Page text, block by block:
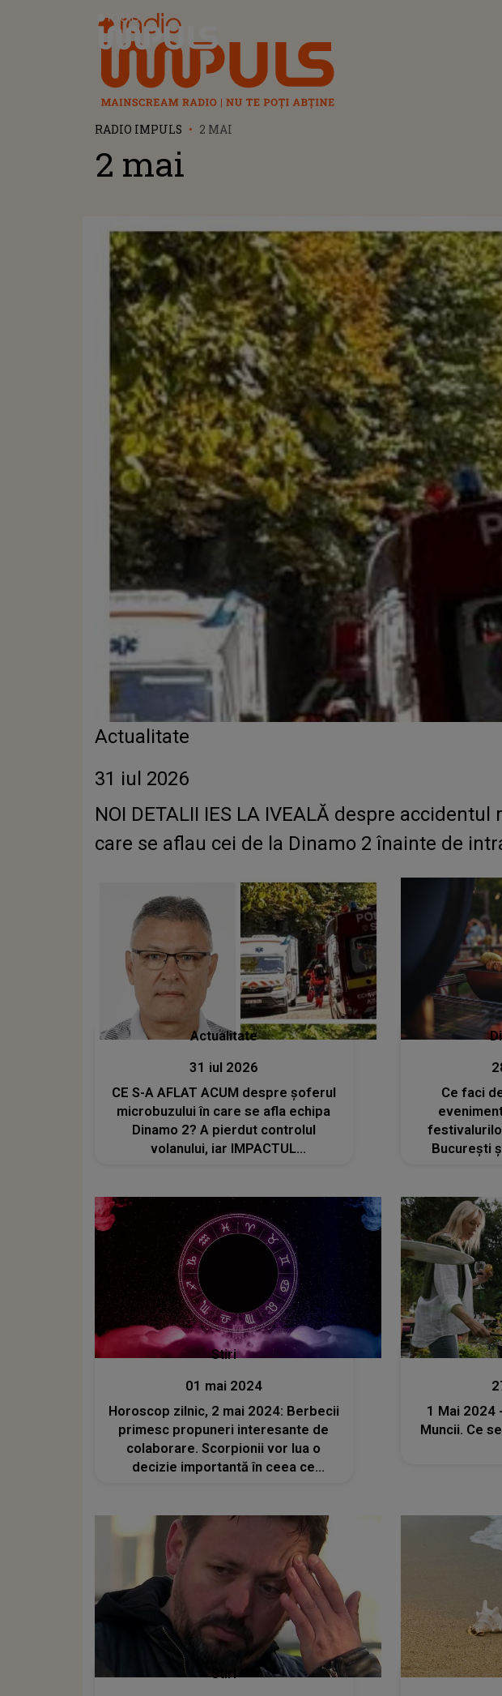
Radio Impuls
RADIO IMPULS 2 MAI
2 mai
Actualitate
31 iul 2026
NOI DETALII IES LA IVEALĂ despre
care se aflau cei de la Dinamo 2 înainte de
Actualitate
31 iul 2026
CE S-A AFLAT ACUM despre şoferul
microbuzului în care se afla echipa
Dinamo 2? A pierdut controlul
volanului, iar IMPACTUL
pentru..."
Ce faci
București
Stiri
01 mai 2024
Horoscop zilnic, 2 mai 2024: Berbecii
primesc propuneri interesante de
colaborare. Scorpionii vor lua o
decizie importantă în ceea ce
1 Mai 2024
Muncii. Ce
Stiri